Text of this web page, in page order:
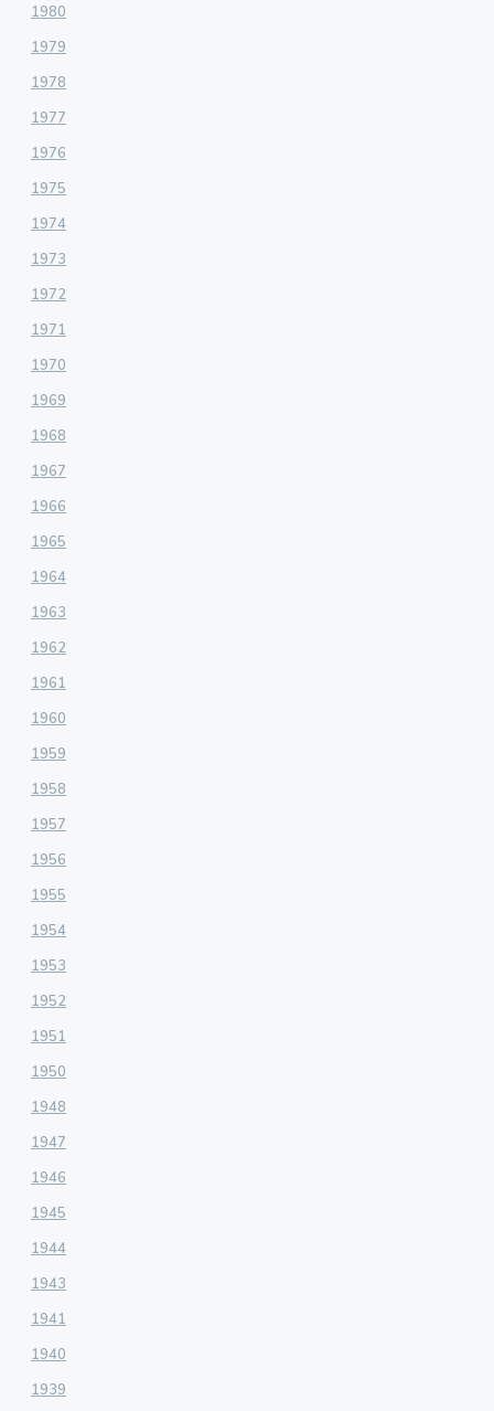
1980
1979
1978
1977
1976
1975
1974
1973
1972
1971
1970
1969
1968
1967
1966
1965
1964
1963
1962
1961
1960
1959
1958
1957
1956
1955
1954
1953
1952
1951
1950
1948
1947
1946
1945
1944
1943
1941
1940
1939